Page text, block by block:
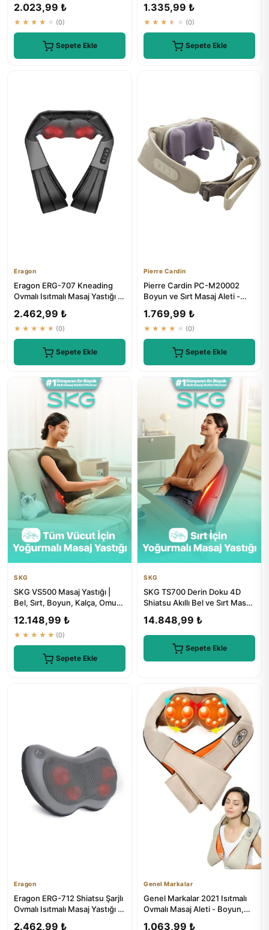
2.023,99 ₺
★★★★★ (0)
Sepete Ekle
1.335,99 ₺
★★★★★ (0)
Sepete Ekle
Eragon
Eragon ERG-707 Kneading
Ovmalı Isıtmalı Masaj Yastığı -
2.462,99 ₺
★★★★★ (0)
Sepete Ekle
Pierre Cardin
Pierre Cardin PC-M20002
Boyun ve Sırt Masaj Aleti -
1.769,99 ₺
★★★★★ (0)
Sepete Ekle
SKG
SKG VS500 Masaj Yastığı |
Bel, Sırt, Boyun, Kalça, Omuz
12.148,99 ₺
★★★★★ (0)
Sepete Ekle
SKG
SKG TS700 Derin Doku 4D
Shiatsu Akıllı Bel ve Sırt Masaj
14.848,99 ₺
Sepete Ekle
Eragon
Eragon ERG-712 Shiatsu Şarjlı
Ovmalı Isıtmalı Masaj Yastığı -
2.462,99 ₺
Genel Markalar
Genel Markalar 2021 Isıtmalı
Ovmalı Masaj Aleti - Boyun,
1.063,99 ₺